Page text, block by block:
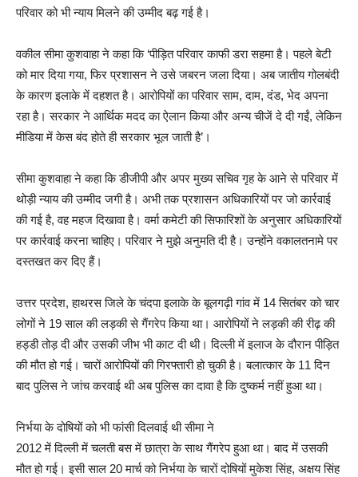
परिवार को भी न्याय मिलने की उम्मीद बढ़ गई है।
वकील सीमा कुशवाहा ने कहा कि ‘पीड़ित परिवार काफी डरा सहमा है। पहले बेटी
को मार दिया गया, फिर प्रशासन ने उसे जबरन जला दिया। अब जातीय गोलबंदी
के कारण इलाके में दहशत है। आरोपियों का परिवार साम, दाम, दंड, भेद अपना
रहा है। सरकार ने आर्थिक मदद का ऐलान किया और अन्य चीजें दे दी गईं, लेकिन
मीडिया में केस बंद होते ही सरकार भूल जाती है’।
सीमा कुशवाहा ने कहा कि डीजीपी और अपर मुख्य सचिव गृह के आने से परिवार में
थोड़ी न्याय की उम्मीद जगी है। अभी तक प्रशासन अधिकारियों पर जो कार्रवाई
की गई है, वह महज दिखावा है। वर्मा कमेटी की सिफारिशों के अनुसार अधिकारियों
पर कार्रवाई करना चाहिए। परिवार ने मुझे अनुमति दी है। उन्होंने वकालतनामे पर
दस्तखत कर दिए हैं।
उत्तर प्रदेश, हाथरस जिले के चंदपा इलाके के बूलगढ़ी गांव में 14 सितंबर को चार
लोगों ने 19 साल की लड़की से गैंगरेप किया था। आरोपियों ने लड़की की रीढ़ की
हड्डी तोड़ दी और उसकी जीभ भी काट दी थी। दिल्ली में इलाज के दौरान पीड़ित
की मौत हो गई। चारों आरोपियों की गिरफ्तारी हो चुकी है। बलात्कार के 11 दिन
बाद पुलिस ने जांच करवाई थी अब पुलिस का दावा है कि दुष्कर्म नहीं हुआ था।
निर्भया के दोषियों को भी फांसी दिलवाई थी सीमा ने
2012 में दिल्ली में चलती बस में छात्रा के साथ गैंगरेप हुआ था। बाद में उसकी
मौत हो गई। इसी साल 20 मार्च को निर्भया के चारों दोषियों मुकेश सिंह, अक्षय सिंह